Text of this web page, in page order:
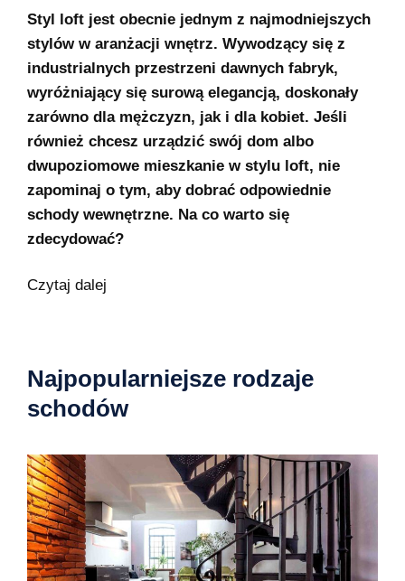
Styl loft jest obecnie jednym z najmodniejszych
stylów w aranżacji wnętrz. Wywodzący się z
industrialnych przestrzeni dawnych fabryk,
wyróżniający się surową elegancją, doskonały
zarówno dla mężczyzn, jak i dla kobiet. Jeśli
również chcesz urządzić swój dom albo
dwupoziomowe mieszkanie w stylu loft, nie
zapominaj o tym, aby dobrać odpowiednie
schody wewnętrzne. Na co warto się
zdecydować?
Czytaj dalej
Najpopularniejsze rodzaje
schodów